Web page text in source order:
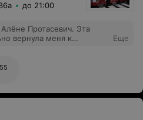
до 21:00
Протасевич. Эта
вернула меня к
ей большое!
Еще
55